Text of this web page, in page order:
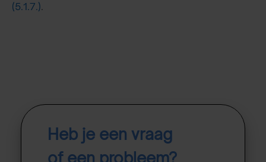
(5.1.7.).
Heb je een vraag
of een probleem?